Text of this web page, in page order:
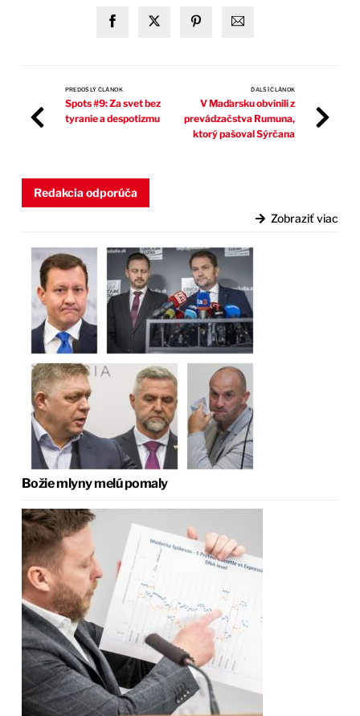
PREDOŠLÝ ČLÁNOK
Spots #9: Za svet bez
tyranie a despotizmu
ĎALŠÍ ČLÁNOK
V Maďarsku obvinili z
prevádzačstva Rumuna,
ktorý pašoval Sýrčana
Redakcia odporúča
Zobraziť viac
Božie mlyny melú pomaly